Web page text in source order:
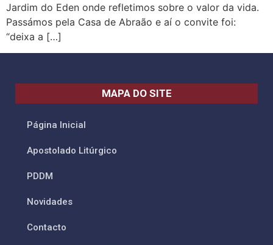
Jardim do Eden onde refletimos sobre o valor da vida.
Passámos pela Casa de Abraão e aí o convite foi:
“deixa a […]
MAPA DO SITE
Página Inicial
Apostolado Litúrgico
PDDM
Novidades
Contacto